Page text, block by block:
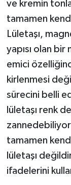
ve kremin
tamamen
Lületaşı,
yapısı olan
emici
kirlenmesi
sürecini belli
lületaşı renk
tamamen
lületaşı
ifadelerini